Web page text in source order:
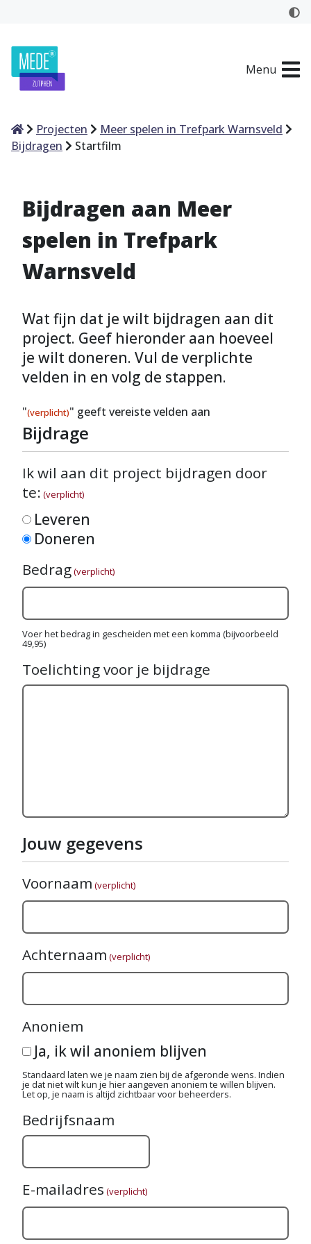
Menu
HomeProjecten
Meer spelen in Trefpark Warnsveld
Bijdragen
Startfilm
Bijdragen aan Meer
spelen in Trefpark
Warnsveld
Wat fijn dat je wilt bijdragen aan dit
project. Geef hieronder aan hoeveel
je wilt doneren. Vul de verplichte
velden in en volg de stappen.
"(verplicht)" geeft vereiste velden aan
Bijdrage
Ik wil aan dit project bijdragen door
te: (verplicht)
Leveren
Doneren
Bedrag(verplicht)
Voer het bedrag in gescheiden met een komma (bijvoorbeeld
49,95)
Toelichting voor je bijdrage
Jouw gegevens
Voornaam (verplicht)
Achternaam (verplicht)
Anoniem
Ja, ik wil anoniem blijven
Standaard laten we je naam zien bij de afgeronde wens. Indien
je dat niet wilt kun je hier aangeven anoniem te willen blijven.
Let op, je naam is altijd zichtbaar voor beheerders.
Bedrijfsnaam
E-mailadres (verplicht)